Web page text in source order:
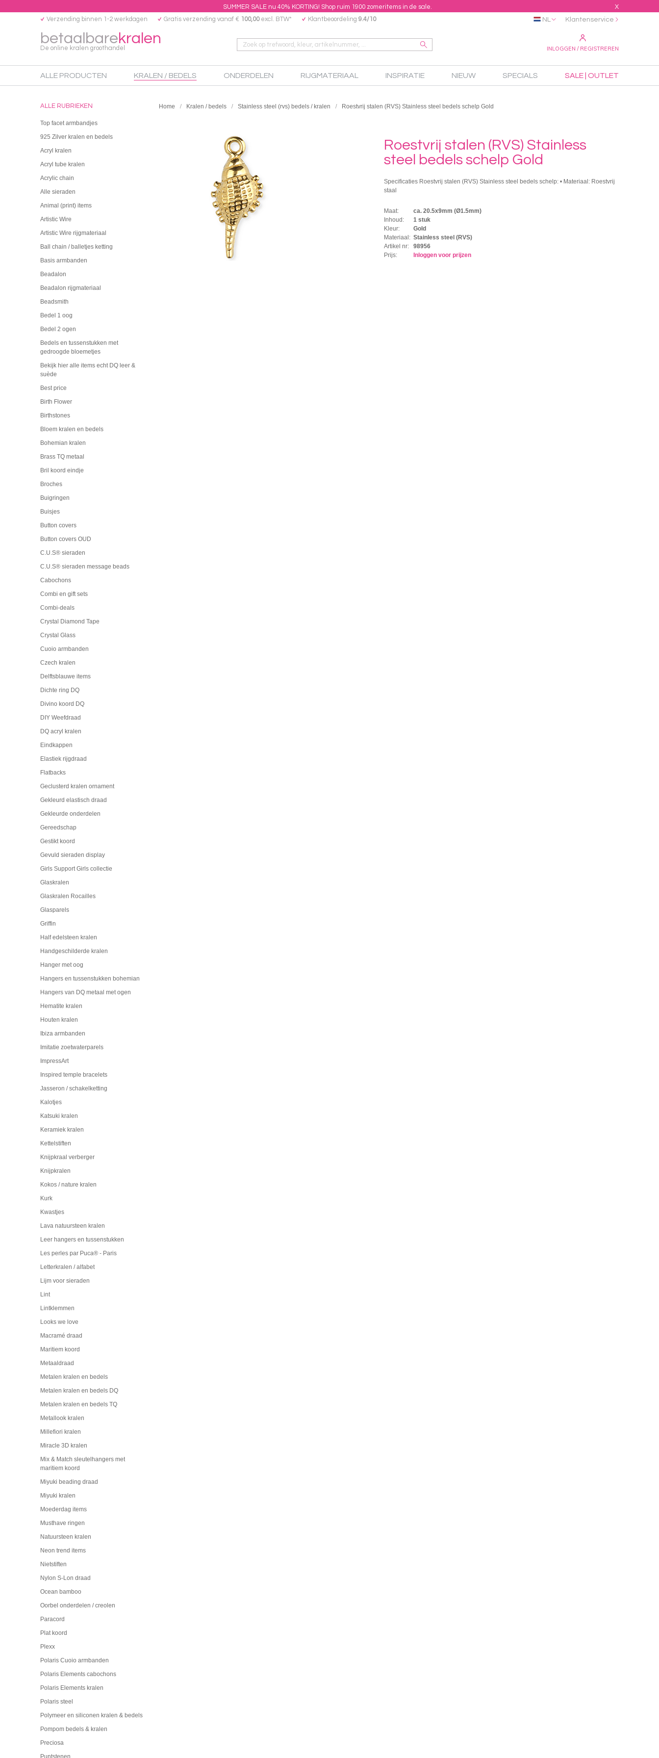
SUMMER SALE nu 40% KORTING! Shop ruim 1900 zomeritems in de sale. X
betaalbarekralen
De online kralen groothandel
Verzending binnen 1-2 werkdagen Gratis verzending vanaf € 100,00excl. BTW* Klantbeoordeling 9.4/10
INLOGGEN / REGISTREREN
NL Klantenservice
ALLE PRODUCTEN KRALEN / BEDELS ONDERDELEN RIJGMATERIAAL INSPIRATIE NIEUW SPECIALS SALE | OUTLET
ALLE RUBRIEKEN
Top facet armbandjes
925 Zilver kralen en bedels
Acryl kralen
Acryl tube kralen
Acrylic chain
Alle sieraden
Animal (print) items
Artistic Wire
Artistic Wire rijgmateriaal
Ball chain / balletjes ketting
Basis armbanden
Beadalon
Beadalon rijgmateriaal
Beadsmith
Bedel 1 oog
Bedel 2 ogen
Bedels en tussenstukken met
gedroogde bloemetjes
Bekijk hier alle items echt DQ leer &
suède
Best price
Birth Flower
Birthstones
Bloem kralen en bedels
Bohemian kralen
Brass TQ metaal
Bril koord eindje
Broches
Buigringen
Buisjes
Button covers
Button covers OUD
C.U.S® sieraden
C.U.S® sieraden message beads
Cabochons
Combi en gift sets
Combi-deals
Crystal Diamond Tape
Crystal Glass
Cuoio armbanden
Czech kralen
Delftsblauwe items
Dichte ring DQ
Divino koord DQ
DIY Weefdraad
DQ acryl kralen
Eindkappen
Elastiek rijgdraad
Flatbacks
Geclusterd kralen ornament
Gekleurd elastisch draad
Gekleurde onderdelen
Gereedschap
Gestikt koord
Gevuld sieraden display
Girls Support Girls collectie
Glaskralen
Glaskralen Rocailles
Glasparels
Griffin
Half edelsteen kralen
Handgeschilderde kralen
Hanger met oog
Hangers en tussenstukken bohemian
Hangers van DQ metaal met ogen
Hematite kralen
Houten kralen
Ibiza armbanden
Imitatie zoetwaterparels
ImpressArt
Inspired temple bracelets
Jasseron / schakelketting
Kalotjes
Katsuki kralen
Keramiek kralen
Kettelstiften
Knijpkraal verberger
Knijpkralen
Kokos / nature kralen
Kurk
Kwastjes
Lava natuursteen kralen
Leer hangers en tussenstukken
Les perles par Puca® - Paris
Letterkralen / alfabet
Lijm voor sieraden
Lint
Lintklemmen
Looks we love
Macramé draad
Maritiem koord
Metaaldraad
Metalen kralen en bedels
Metalen kralen en bedels DQ
Metalen kralen en bedels TQ
Metallook kralen
Millefiori kralen
Miracle 3D kralen
Mix & Match sleutelhangers met
maritiem koord
Miyuki beading draad
Miyuki kralen
Moederdag items
Musthave ringen
Natuursteen kralen
Neon trend items
Nietstiften
Nylon S-Lon draad
Ocean bamboo
Oorbel onderdelen / creolen
Paracord
Plat koord
Plexx
Polaris Cuoio armbanden
Polaris Elements cabochons
Polaris Elements kralen
Polaris steel
Polymeer en siliconen kralen & bedels
Pompom bedels & kralen
Preciosa
Puntstenen
Home Kralen / bedels Stainless steel (rvs) bedels / kralen Roestvrij stalen (RVS) Stainless steel bedels schelp Gold
Roestvrij stalen (RVS) Stainless
steel bedels schelp Gold
Specificaties Roestvrij stalen (RVS) Stainless steel bedels schelp: • Materiaal: Roestvrij
staal
Maat:
ca. 20.5x9mm (Ø1.5mm)
Inhoud:
1 stuk
Kleur:
Gold
Materiaal: Stainless steel (RVS)
Artikel nr:
98956
Prijs:
Inloggen voor prijzen